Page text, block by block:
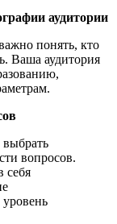
аудитории
понять, кто
Ваша аудитория
вопросов.
себя